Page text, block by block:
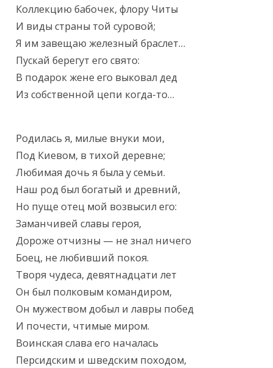
Коллекцию бабочек, флору Читы
И виды страны той суровой;
Я им завещаю железный браслет…
Пускай берегут его свято:
В подарок жене его выковал дед
Из собственной цепи когда-то…
Родилась я, милые внуки мои,
Под Киевом, в тихой деревне;
Любимая дочь я была у семьи.
Наш род был богатый и древний,
Но пуще отец мой возвысил его:
Заманчивей славы героя,
Дороже отчизны — не знал ничего
Боец, не любивший покоя.
Творя чудеса, девятнадцати лет
Он был полковым командиром,
Он мужеством добыл и лавры побед
И почести, чтимые миром.
Воинская слава его началась
Персидским и шведским походом,